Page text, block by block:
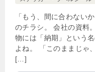
「もう、間に合わない
のチラシ。 会社の資料
物には「納期」という
よね。 「このままじゃ
[…]